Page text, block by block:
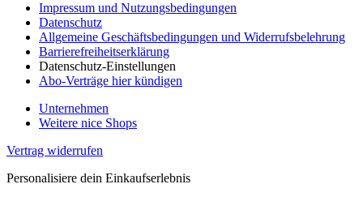
Impressum und Nutzungsbedingungen
Datenschutz
Allgemeine Geschäftsbedingungen und Widerrufsbelehrung
Barrierefreiheitserklärung
Datenschutz-Einstellungen
Abo-Verträge hier kündigen
Unternehmen
Weitere nice Shops
Vertrag widerrufen
Personalisiere dein Einkaufserlebnis